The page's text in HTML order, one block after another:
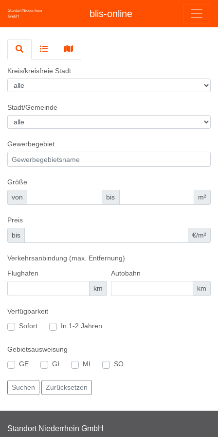
Standort Niederrhein
GmbH
blis-online
Kreis/kreisfreie Stadt
Stadt/Gemeinde
Gewerbegebiet
Größe
von
bis m²
Preis
bis
€/m²
Verkehrsanbindung (max. Entfernung)
Flughafen
km
Autobahn
km
Verfügbarkeit
Sofort
In 1-2 Jahren
Gebietsausweisung
GE
GI MI SO
Standort Niederrhein GmbH